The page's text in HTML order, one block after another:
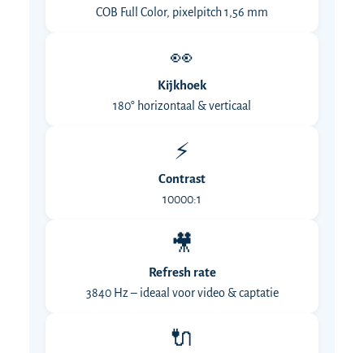
COB Full Color, pixelpitch 1,56 mm
👀
Kijkhoek
180° horizontaal & verticaal
⚡
Contrast
10000:1
🎥
Refresh rate
3840 Hz – ideaal voor video & captatie
🔌